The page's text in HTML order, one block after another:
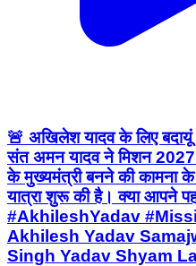
🚨 अखिलेश यादव के लिए
संत अमन यादव ने मिशन
के मुख्यमंत्री बनने की कामना
यात्रा शुरू की है। क्या आपने
#AkhileshYadav
Akhilesh Yadav
Singh Yadav Shyam